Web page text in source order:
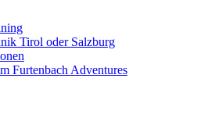
Tirol oder Salzburg
Furtenbach Adventures